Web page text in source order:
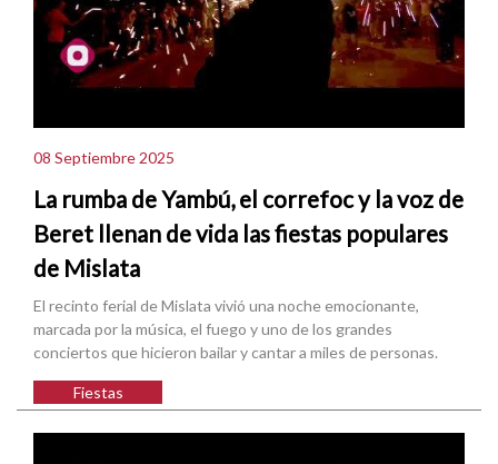
08 Septiembre 2025
La rumba de Yambú, el correfoc y la voz de
Beret llenan de vida las fiestas populares
de Mislata
El recinto ferial de Mislata vivió una noche emocionante,
marcada por la música, el fuego y uno de los grandes
conciertos que hicieron bailar y cantar a miles de personas.
Fiestas